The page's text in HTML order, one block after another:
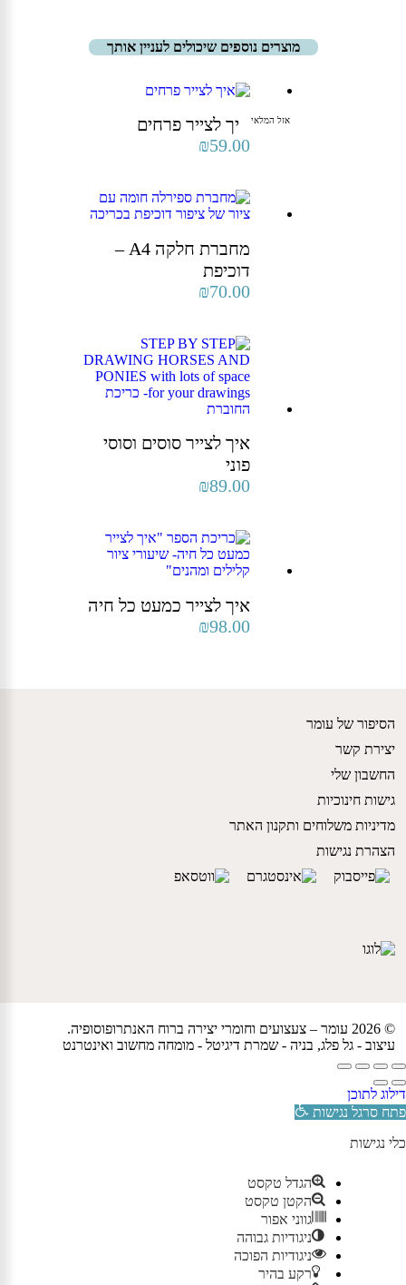
כמובן שאתם/ן מוזמנים/ות להגיע לאחד הסניפים שלנו
| תל אביב (שבזי 56)
מוצרים נוספים שיכולים לעניין אותך
איך לצייר פרחים
₪59.00
מחברת חלקה A4 –
דוכיפת
₪70.00
איך לצייר סוסים וסוסי
פוני
₪89.00
איך לצייר כמעט כל חיה
אזל המלאי
₪98.00
הסיפור של עומר
יצירת קשר
החשבון שלי
גישות חינוכיות
מדיניות משלוחים ותקנון האתר
הצהרת נגישות
© 2026 עומר – צעצועים וחומרי יצירה ברוח האנתרופוסופיה.
עיצוב - גל פלג, בניה - שמרת דיגיטל - מומחה מחשוב ואינטרנט
דילוג לתוכן
פתח סרגל נגישות
כלי נגישות
הגדל טקסט
הקטן טקסט
גווני אפור
ניגודיות גבוהה
ניגודיות הפוכה
רקע בהיר